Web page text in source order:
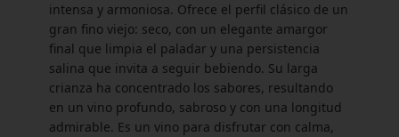
intensa y armoniosa. Ofrece el perfil clásico de un
gran fino viejo: seco, con un elegante amargor
final que limpia el paladar y una persistencia
salina que invita a seguir bebiendo. Su larga
crianza ha concentrado los sabores, resultando
en un vino profundo, sabroso y con una longitud
admirable. Es un vino para disfrutar con calma,